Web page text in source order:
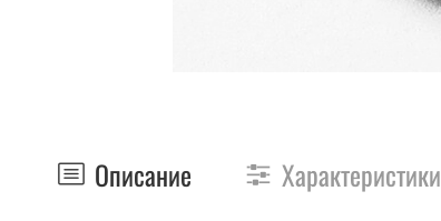
Описание Характеристики